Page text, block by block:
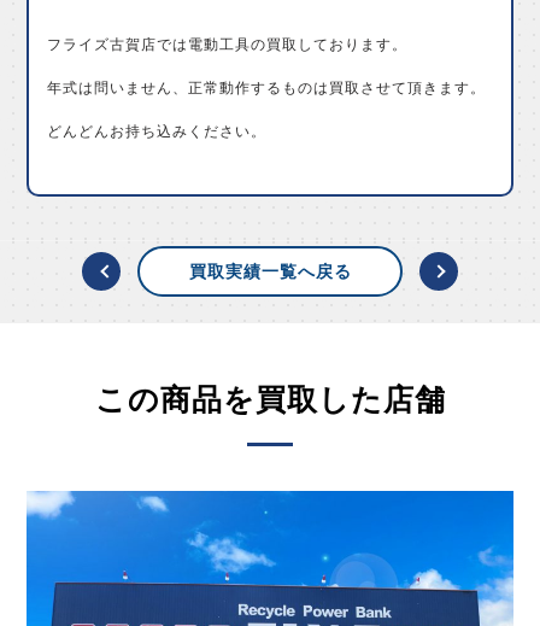
フライズ古賀店では電動工具の買取しております。
年式は問いません、正常動作するものは買取させて頂きます。
どんどんお持ち込みください。
買取実績一覧へ戻る
この商品を買取した店舗